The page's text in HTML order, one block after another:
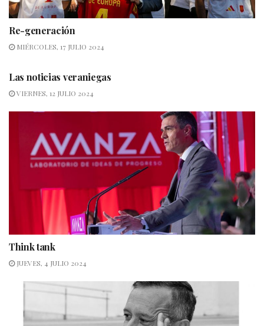
Re-generación
MIÉRCOLES, 17 JULIO 2024
Las noticias veraniegas
VIERNES, 12 JULIO 2024
Think tank
JUEVES, 4 JULIO 2024